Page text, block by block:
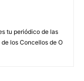
tu periódico de las
los Concellos de O